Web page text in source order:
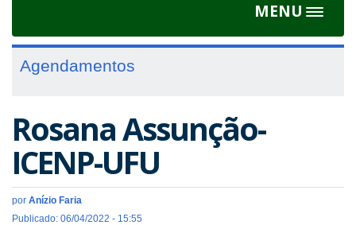
MENU
Toggle
Agendamentos
Rosana Assunção-
ICENP-UFU
por Anízio Faria
Publicado: 06/04/2022 - 15:55